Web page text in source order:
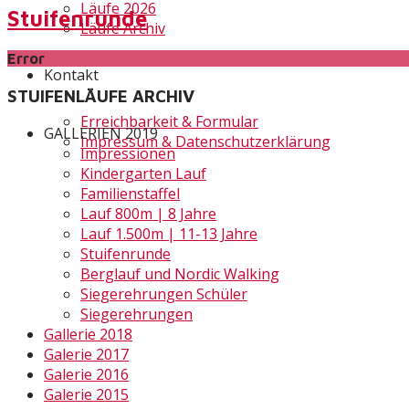
Läufe 2026
Läufe Archiv
Kontakt
Erreichbarkeit & Formular
Impressum & Datenschutzerklärung
Stuifenrunde
Error
STUIFENLÄUFE ARCHIV
GALLERIEN 2019
Impressionen
Kindergarten Lauf
Familienstaffel
Lauf 800m | 8 Jahre
Lauf 1.500m | 11-13 Jahre
Stuifenrunde
Berglauf und Nordic Walking
Siegerehrungen Schüler
Siegerehrungen
Gallerie 2018
Galerie 2017
Galerie 2016
Galerie 2015